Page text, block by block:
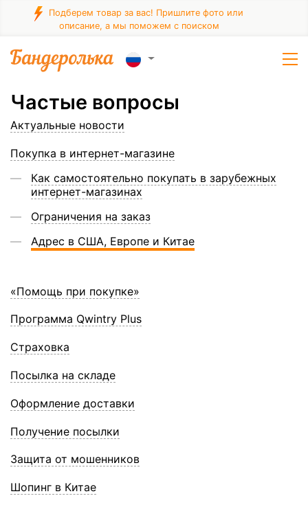
Подберем товар за вас! Пришлите фото или
описание, а мы поможем с поиском
Частые вопросы
Актуальные новости
Покупка в интернет-магазине
Как самостоятельно покупать в зарубежных
интернет-магазинах
Ограничения на заказ
Адрес в США, Европе и Китае
«Помощь при покупке»
Программа Qwintry Plus
Страховка
Посылка на складе
Оформление доставки
Получение посылки
Защита от мошенников
Шопинг в Китае